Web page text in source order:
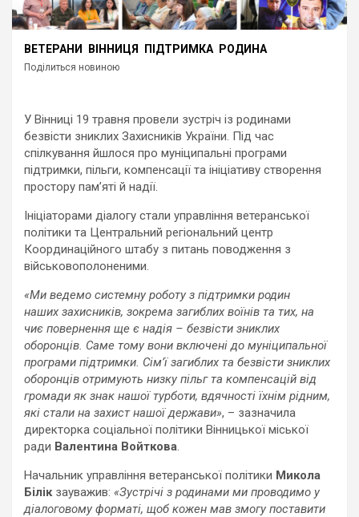
ВЕТЕРАНИ ВІННИЦЯ ПІДТРИМКА РОДИНА
Поділиться новиною
У Вінниці 19 травня провели зустріч із родинами
безвісти зниклих Захисників України. Під час
спілкування йшлося про муніципальні програми
підтримки, пільги, компенсації та ініціативу створення
простору пам’яті й надії.
Ініціаторами діалогу стали управління ветеранської
політики та Центральний регіональний центр
Координаційного штабу з питань поводження з
військовополоненими.
«Ми ведемо системну роботу з підтримки родин
наших захисників, зокрема загиблих воїнів та тих, на
чиє повернення ще є надія – безвісти зниклих
оборонців. Саме тому вони включені до муніципальної
програми підтримки. Сім’ї загиблих та безвісти зниклих
оборонців отримують низку пільг та компенсацій від
громади як знак нашої турботи, вдячності їхнім рідним,
які стали на захист нашої держави», – зазначила
директорка соціальної політики Вінницької міської
ради Валентина Войткова.
Начальник управління ветеранської політики Микола
Білікзауважив: «Зустрічі з родинами ми проводимо у
діалоговому форматі, щоб кожен мав змогу поставити